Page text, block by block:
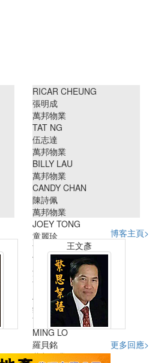
RICAR CHEUNG
張明成
萬邦物業
TAT NG
伍志達
萬邦物業
BILLY LAU
萬邦物業
CANDY CHAN
陳詩佩
萬邦物業
JOEY TONG
童麗珍
萬邦物業
TINA POON
潘笑霞
萬邦物業
ANGEL CHUNG
鍾唯美
萬邦物業
MING LO
羅貝銘
萬邦物業
博客主頁>
王文彥
王文彥文章精選...
更多回應>